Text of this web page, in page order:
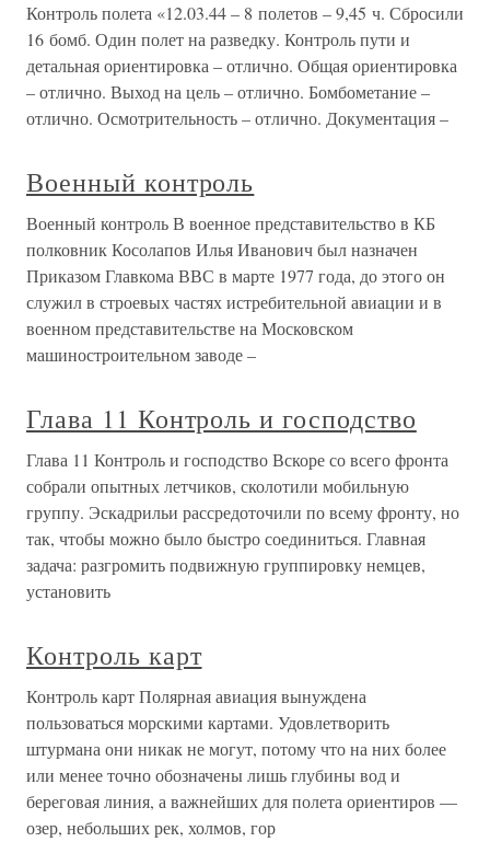
Контроль полета «12.03.44 – 8 полетов – 9,45 ч. Сбросили
16 бомб. Один полет на разведку. Контроль пути и
детальная ориентировка – отлично. Общая ориентировка
– отлично. Выход на цель – отлично. Бомбометание –
отлично. Осмотрительность – отлично. Документация –
Военный контроль
Военный контроль В военное представительство в КБ
полковник Косолапов Илья Иванович был назначен
Приказом Главкома ВВС в марте 1977 года, до этого он
служил в строевых частях истребительной авиации и в
военном представительстве на Московском
машиностроительном заводе –
Глава 11 Контроль и господство
Глава 11 Контроль и господство Вскоре со всего фронта
собрали опытных летчиков, сколотили мобильную
группу. Эскадрильи рассредоточили по всему фронту, но
так, чтобы можно было быстро соединиться. Главная
задача: разгромить подвижную группировку немцев,
установить
Контроль карт
Контроль карт Полярная авиация вынуждена
пользоваться морскими картами. Удовлетворить
штурмана они никак не могут, потому что на них более
или менее точно обозначены лишь глубины вод и
береговая линия, а важнейших для полета ориентиров —
озер, небольших рек, холмов, гор